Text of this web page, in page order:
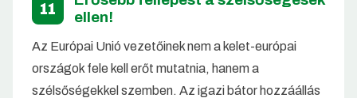
11
ellen!
Az Európai Unió vezetőinek nem a kelet-európai
országok fele kell erőt mutatnia, hanem a
szélsőségekkel szemben. Az igazi bátor hozzáállás